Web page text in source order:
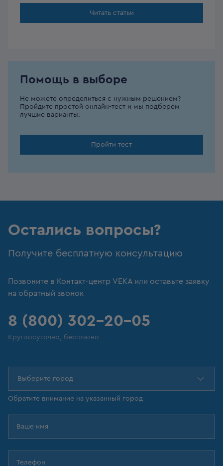
Читать статьи
Помощь в выборе
Не можете определиться с нужным решением?
Пройдите простой онлайн-тест и мы подберём
лучшие варианты.
Пройти тест
Остались вопросы?
Получите бесплатную консультацию
Позвоните в Контакт-центр VEKA или оставьте заявку
на обратный звонок
8 (800) 302-20-05
Круглосуточно, бесплатно
Выберите город
Обратите внимание на указанный город